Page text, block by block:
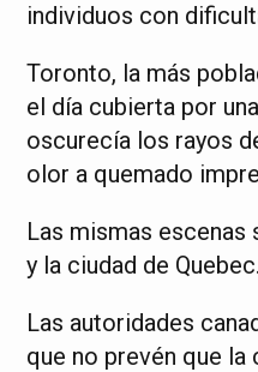
individuos con
Toronto, la más
el día cubierta por
oscurecía los rayos
olor a quemado
Las mismas
y la ciudad de Quebec.
Las autoridades
que no prevén que